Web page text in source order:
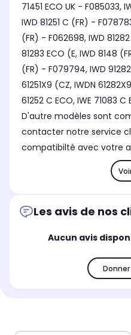
71451 ECO UK - F085033,
IWD 81251 C (FR) -
(FR) - F062698, IWD
81283 ECO (E, IWD 8148
(FR) - F079794, IWD
61251X9 (CZ, IWDN
61252 C ECO, IWE 71083 C
D'autre modèles sont
contacter notre service
compatibilté avec votre
Les avis de nos
Aucun avis